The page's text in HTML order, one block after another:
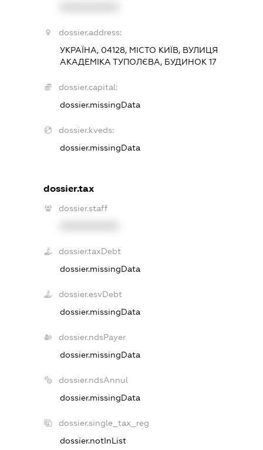
dossier.address:
УКРАЇНА, 04128, МІСТО КИЇВ, ВУЛИЦЯ
АКАДЕМІКА ТУПОЛЄВА, БУДИНОК 17
dossier.capital:
dossier.missingData
dossier.kveds:
dossier.missingData
dossier.tax
dossier.staff
dossier.taxDebt
dossier.missingData
dossier.esvDebt
dossier.missingData
dossier.ndsPayer
dossier.missingData
dossier.ndsAnnul
dossier.missingData
dossier.single_tax_reg
dossier.notInList